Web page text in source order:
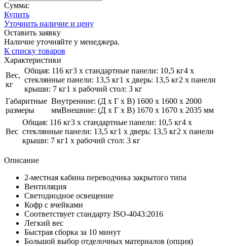
Сумма:
Купить
Уточнить наличие и цену
Оставить заявку
Наличие уточняйте у менеджера.
К списку товаров
Характеристики
Вес,
кг
Общая: 116 кг3 х стандартные панели: 10,5 кг4 х
стеклянные панели: 13,5 кг1 х дверь: 13,5 кг2 х панели
крыши: 7 кг1 х рабочий стол: 3 кг
Габаритные
размеры
Внутренние: (Д x Г x В) 1600 x 1600 x 2000
ммВнешние: (Д x Г x В) 1670 x 1670 x 2035 мм
Вес
Общая: 116 кг3 х стандартные панели: 10,5 кг4 х
стеклянные панели: 13,5 кг1 х дверь: 13,5 кг2 х панели
крыши: 7 кг1 х рабочий стол: 3 кг
Описание
2-местная кабина переводчика закрытого типа
Вентиляция
Светодиодное освещение
Кофр с ячейками
Соответствует стандарту ISO-4043:2016
Легкий вес
Быстрая сборка за 10 минут
Большой выбор отделочных материалов (опция)